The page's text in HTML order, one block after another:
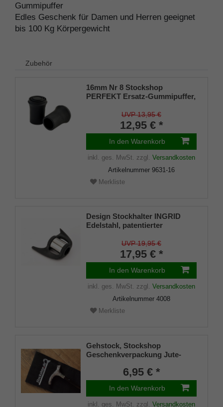
Gummipuffer
Edles Geschenk für Damen und Herren geeignet
bis 100 Kg Körpergewicht
Zubehör
16mm Nr 8 Stockshop
PERFEKT Ersatz-Gummipuffer,
elegant, mit Metalleinlage (VE 2
UVP 13,95 €
12,95 € *
In den Warenkorb
inkl. ges. MwSt. zzgl. Versandkosten
Artikelnummer 9631-16
Merkliste
Design Stockhalter INGRID
Edelstahl, patentierter
(18 - 22mm), Weichgummi
UVP 19,95 €
17,95 € *
In den Warenkorb
inkl. ges. MwSt. zzgl. Versandkosten
Artikelnummer 4008
Merkliste
Gehstock, Stockshop
Geschenkverpackung Jute-
Klettverschluss6,95 € *
In den Warenkorb
inkl. ges. MwSt. zzgl. Versandkosten